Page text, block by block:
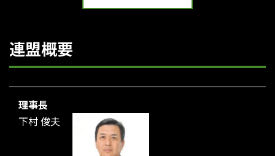
連盟概要
理事長
下村 俊夫